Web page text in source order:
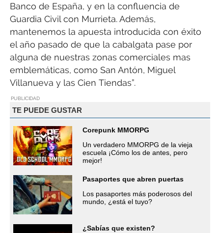
Banco de España, y en la confluencia de
Guardia Civil con Murrieta. Además,
mantenemos la apuesta introducida con éxito
el año pasado de que la cabalgata pase por
alguna de nuestras zonas comerciales mas
emblemáticas, como San Antón, Miguel
Villanueva y las Cien Tiendas”.
PUBLICIDAD
TE PUEDE GUSTAR
Corepunk MMORPG
Un verdadero MMORPG de la vieja
escuela ¡Cómo los de antes, pero
mejor!
Pasaportes que abren puertas
Los pasaportes más poderosos del
mundo, ¿está el tuyo?
¿Sabías que existen?